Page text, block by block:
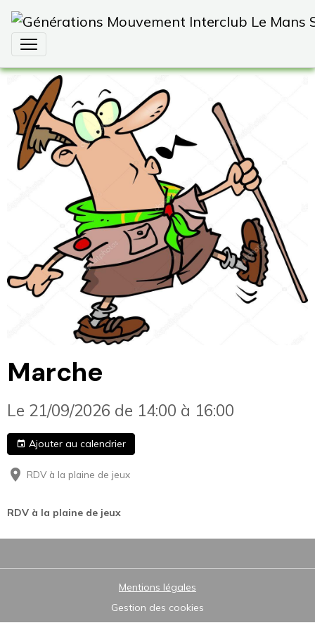
Marche
Le 21/09/2026 de 14:00 à 16:00
Ajouter au calendrier
RDV à la plaine de jeux
RDV à la plaine de jeux
Mentions légales
Gestion des cookies